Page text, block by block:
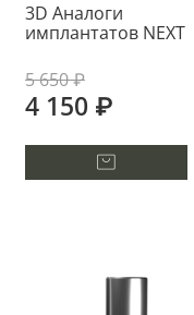
3D Аналоги
имплантатов NEXT
5 650 ₽
4 150 ₽